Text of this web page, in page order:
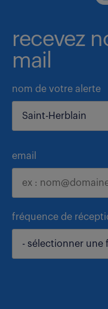
recevez
mail
nom de votre alerte
email
fréquence de
- sélectionner une